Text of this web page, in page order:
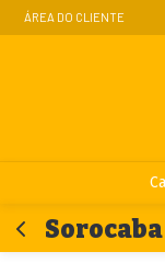
ÁREA DO CLIENTE